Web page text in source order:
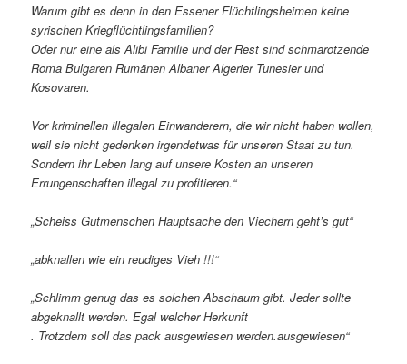
Warum gibt es denn in den Essener Flüchtlingsheimen keine
syrischen Kriegflüchtlingsfamilien?
Oder nur eine als Alibi Familie und der Rest sind schmarotzende
Roma Bulgaren Rumänen Albaner Algerier Tunesier und
Kosovaren.
Vor kriminellen illegalen Einwanderern, die wir nicht haben wollen,
weil sie nicht gedenken irgendetwas für unseren Staat zu tun.
Sondern ihr Leben lang auf unsere Kosten an unseren
Errungenschaften illegal zu profitieren.“
„Scheiss Gutmenschen Hauptsache den Viechern geht’s gut“
„abknallen wie ein reudiges Vieh !!!“
„Schlimm genug das es solchen Abschaum gibt. Jeder sollte
abgeknallt werden. Egal welcher Herkunft
. Trotzdem soll das pack ausgewiesen werden.ausgewiesen“